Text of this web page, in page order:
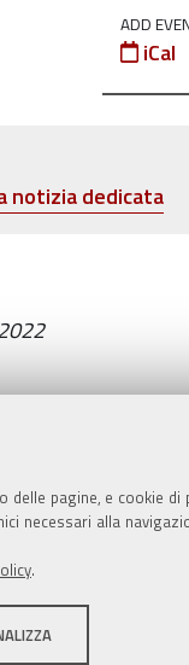
pagine, e cookie
necessari alla
.
ADD
iCal
notizia dedicata